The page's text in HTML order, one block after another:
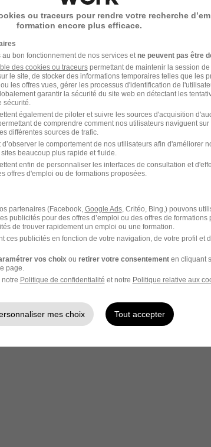
Horizon - Groupe Viso
recrutement
- Apprentissage -
Découvrir
1 job
alliance
- Placement - Conseils RH
Découvrir 1 job
ou traceurs pour rendre votre recherche
formation encore plus efficace.
bon fonctionnement de nos services et ne peuvent pas être
des cookies ou traceurspermettant de maintenir la session
le site, de stocker des informations temporaires telles que les
les offres vues, gérer les processus d'identification de
garantir la sécurité du site web en détectant les
également de piloter et suivre les sources d'acquisition
de comprendre comment nos utilisateurs naviguent sur
différentes sources de trafic.
le comportement de nos utilisateurs afin d'améliorer
beaucoup plus rapide et fluide.
enfin de personnaliser les interfaces de consultation et
offres d'emploi ou de formations proposées.
partenaires (Facebook, Google Ads, Critéo, Bing,) pouvons
publicités pour des offres d’emploi ou des offres de formations
de trouver rapidement un emploi ou une formation.
ces publicités en fonction de votre navigation, de votre profil et
vos choix ou retirer votre consentementen cliquant
page.
Politique de confidentialité et notre Politique relative aux
mes choix Tout accepter